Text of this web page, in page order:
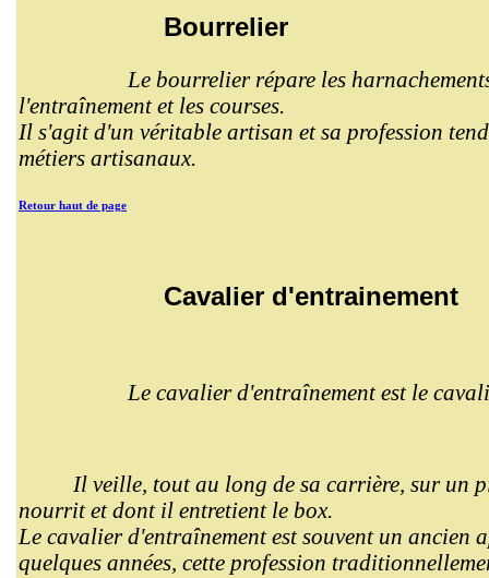
Bourrelier
Le bourrelier répare les
l'entraînement et les courses.
Il s'agit d'un véritable artisan et sa profession
métiers artisanaux.
Retour haut de page
Cavalier d'entrainement
Le cavalier d'entraînement est le
Il veille, tout au long de sa carrière, sur un
nourrit et dont il entretient le box.
Le cavalier d'entraînement est souvent un ancien
quelques années, cette profession